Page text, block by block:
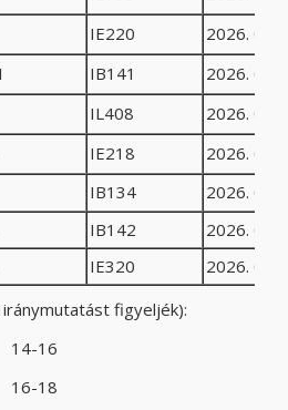
IE220
2026. 03.
IB141
2026. 03.
IL408
2026. 03.
IE218
2026. 03.
IB134
2026. 03.
IB142
2026. 03.
IE320
2026. 03.
figyeljék):
14-16
16-18